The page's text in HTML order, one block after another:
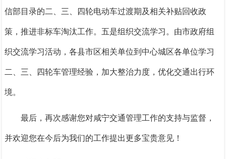
信部目录的二、三、四轮电动车过渡期及相关补贴回收政
策，推进非标车淘汰工作。 五是组织交流学习。 由市政府组
织交流学习活动，各县市区相关单位到中心城区各单位学习
二、三、四轮车管理经验，加大整治力度，优化交通出行环
境。
最后，再次感谢您对咸宁交通管理工作的支持与监督，
并欢迎您在今后为我们的工作提出更多宝贵意见！